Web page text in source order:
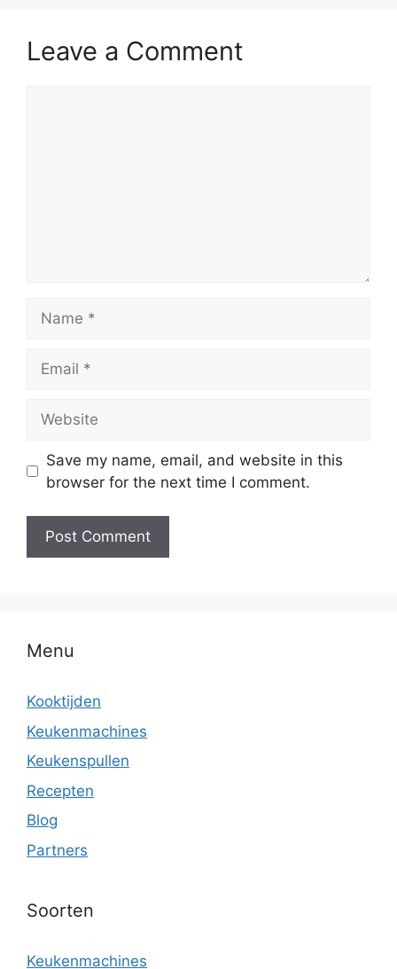
Leave a Comment
Save my name, email, and website in this
browser for the next time I comment.
Menu
Kooktijden
Keukenmachines
Keukenspullen
Recepten
Blog
Partners
Soorten
Keukenmachines